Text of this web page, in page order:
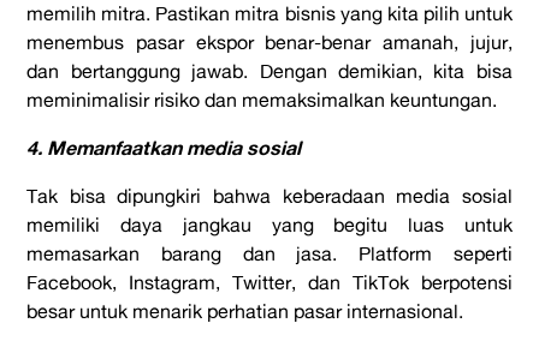
memilih mitra. Pastikan mitra bisnis yang kita pilih untuk
menembus pasar ekspor benar-benar amanah, jujur,
dan bertanggung jawab. Dengan demikian, kita bisa
meminimalisir risiko dan memaksimalkan keuntungan.
4. Memanfaatkan media sosial
Tak bisa dipungkiri bahwa keberadaan media sosial
memiliki daya jangkau yang begitu luas untuk
memasarkan barang dan jasa. Platform seperti
Facebook, Instagram, Twitter, dan TikTok berpotensi
besar untuk menarik perhatian pasar internasional.